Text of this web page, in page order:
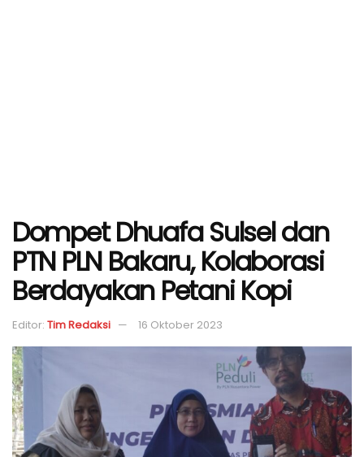
Dompet Dhuafa Sulsel dan
PTN PLN Bakaru, Kolaborasi
Berdayakan Petani Kopi
Editor: Tim Redaksi 16 Oktober 2023